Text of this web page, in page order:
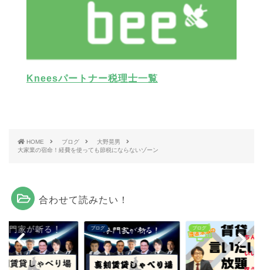
Kneesパートナー税理士一覧
HOME ブログ
大野晃男
大家業の宿命！経費を使っても節税にならないゾーン
合わせて読みたい！
ブログ ブログ